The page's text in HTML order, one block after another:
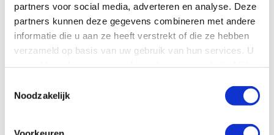
partners voor social media, adverteren en analyse. Deze
partners kunnen deze gegevens combineren met andere
informatie die u aan ze heeft verstrekt of die ze hebben
verzameld op basis van uw gebruik van hun services. U
Noodzakelijk